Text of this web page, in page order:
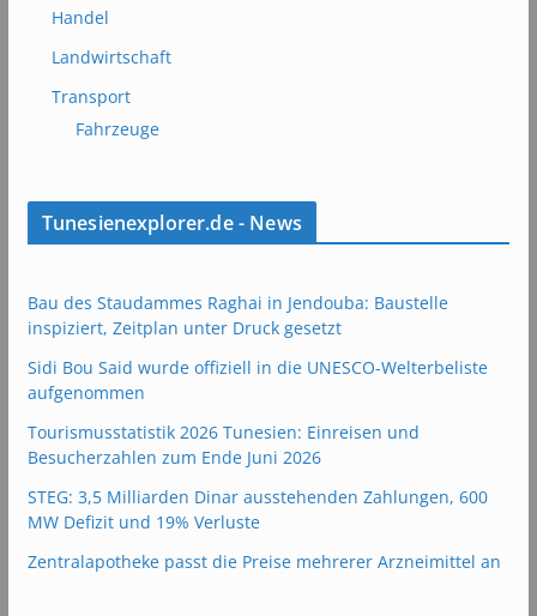
Handel
Landwirtschaft
Transport
Fahrzeuge
Tunesienexplorer.de - News
Bau des Staudammes Raghai in Jendouba: Baustelle
inspiziert, Zeitplan unter Druck gesetzt
Sidi Bou Said wurde offiziell in die UNESCO-Welterbeliste
aufgenommen
Tourismusstatistik 2026 Tunesien: Einreisen und
Besucherzahlen zum Ende Juni 2026
STEG: 3,5 Milliarden Dinar ausstehenden Zahlungen, 600
MW Defizit und 19% Verluste
Zentralapotheke passt die Preise mehrerer Arzneimittel an